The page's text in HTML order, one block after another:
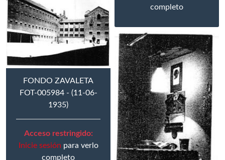
completo
FONDO ZAVALETA
FOT-005984 - (11-06-
1935)
Acceso restringido:
Inicie sesión para verlo
completo